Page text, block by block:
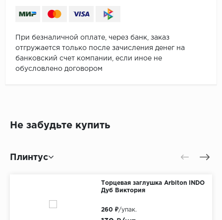
При безналичной оплате, через банк, заказ
отгружается только после зачисления денег на
банковский счет компании, если иное не
обусловлено договором
Не забудьте купить
Плинтус
Торцевая заглушка Arbiton INDO
Дуб Виктория
260 ₽/упак.